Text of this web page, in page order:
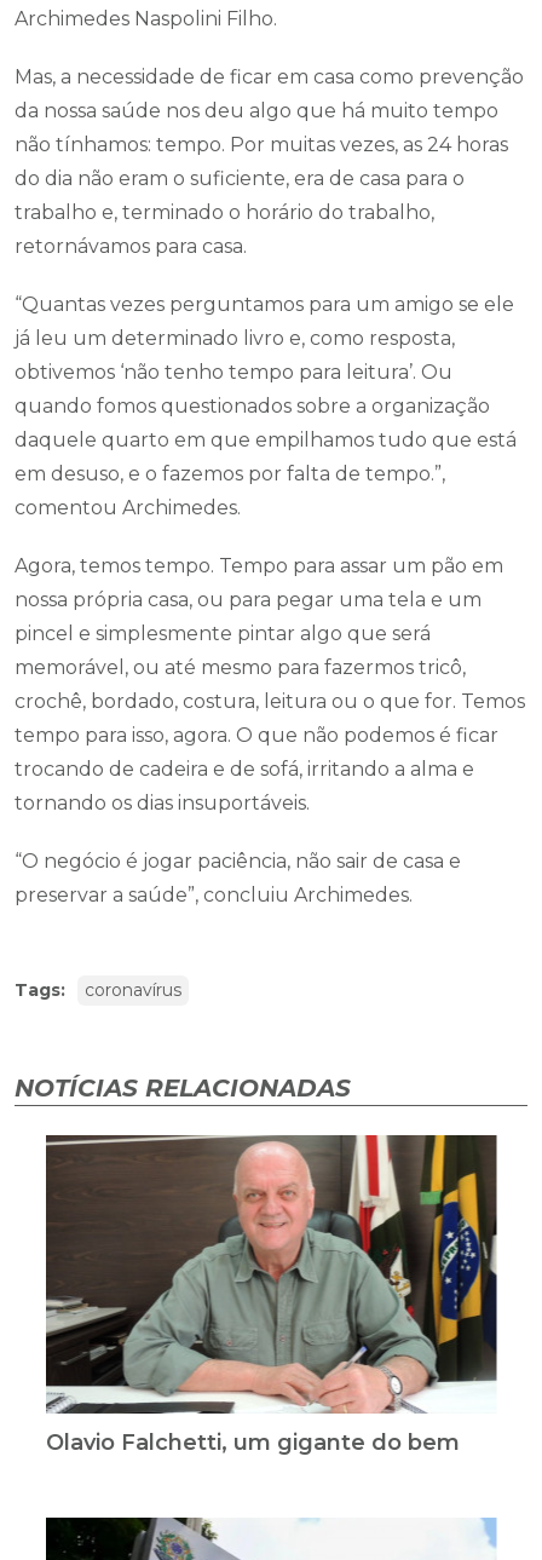
Archimedes Naspolini Filho.
Mas, a necessidade de ficar em casa como prevenção
da nossa saúde nos deu algo que há muito tempo
não tínhamos: tempo. Por muitas vezes, as 24 horas
do dia não eram o suficiente, era de casa para o
trabalho e, terminado o horário do trabalho,
retornávamos para casa.
“Quantas vezes perguntamos para um amigo se ele
já leu um determinado livro e, como resposta,
obtivemos ‘não tenho tempo para leitura’. Ou
quando fomos questionados sobre a organização
daquele quarto em que empilhamos tudo que está
em desuso, e o fazemos por falta de tempo.”,
comentou Archimedes.
Agora, temos tempo. Tempo para assar um pão em
nossa própria casa, ou para pegar uma tela e um
pincel e simplesmente pintar algo que será
memorável, ou até mesmo para fazermos tricô,
crochê, bordado, costura, leitura ou o que for. Temos
tempo para isso, agora. O que não podemos é ficar
trocando de cadeira e de sofá, irritando a alma e
tornando os dias insuportáveis.
“O negócio é jogar paciência, não sair de casa e
preservar a saúde”, concluiu Archimedes.
Tags: coronavírus
NOTÍCIAS RELACIONADAS
Olavio Falchetti, um gigante do bem